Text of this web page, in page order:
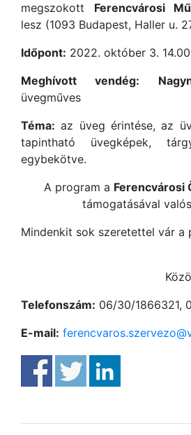
megszokott Ferencvárosi
lesz (1093 Budapest, Haller u.
Időpont: 2022. október 3.
Meghívott vendég:
üvegműves
Téma: az üveg érintése, az
tapintható üvegképek,
egybekötve.
A program a Ferencvárosi
támogatásával
Mindenkit sok szeretettel vár a
Telefonszám: 06/30/1866321,
E-mail: